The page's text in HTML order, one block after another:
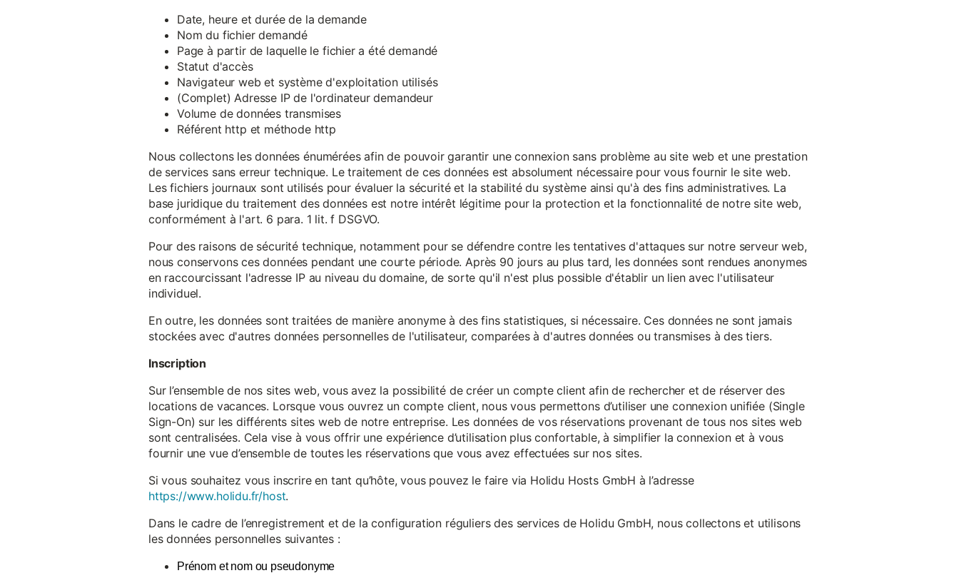
Date, heure et durée de la demande
Nom du fichier demandé
Page à partir de laquelle le fichier a été demandé
Statut d'accès
Navigateur web et système d'exploitation utilisés
(Complet) Adresse IP de l'ordinateur demandeur
Volume de données transmises
Référent http et méthode http
Nous collectons les données énumérées afin de pouvoir garantir une connexion sans problème au site web et une prestation
de services sans erreur technique. Le traitement de ces données est absolument nécessaire pour vous fournir le site web.
Les fichiers journaux sont utilisés pour évaluer la sécurité et la stabilité du système ainsi qu'à des fins administratives. La
base juridique du traitement des données est notre intérêt légitime pour la protection et la fonctionnalité de notre site web,
conformément à l'art. 6 para. 1 lit. f DSGVO.
Pour des raisons de sécurité technique, notamment pour se défendre contre les tentatives d'attaques sur notre serveur web,
nous conservons ces données pendant une courte période. Après 90 jours au plus tard, les données sont rendues anonymes
en raccourcissant l'adresse IP au niveau du domaine, de sorte qu'il n'est plus possible d'établir un lien avec l'utilisateur
individuel.
En outre, les données sont traitées de manière anonyme à des fins statistiques, si nécessaire. Ces données ne sont jamais
stockées avec d'autres données personnelles de l'utilisateur, comparées à d'autres données ou transmises à des tiers.
Inscription
Sur l’ensemble de nos sites web, vous avez la possibilité de créer un compte client afin de rechercher et de réserver des
locations de vacances. Lorsque vous ouvrez un compte client, nous vous permettons d’utiliser une connexion unifiée (Single
Sign-On) sur les différents sites web de notre entreprise. Les données de vos réservations provenant de tous nos sites web
sont centralisées. Cela vise à vous offrir une expérience d’utilisation plus confortable, à simplifier la connexion et à vous
fournir une vue d’ensemble de toutes les réservations que vous avez effectuées sur nos sites.
Si vous souhaitez vous inscrire en tant qu’hôte, vous pouvez le faire via Holidu Hosts GmbH à l’adresse
https://www.holidu.fr/host.
Dans le cadre de l’enregistrement et de la configuration réguliers des services de Holidu GmbH, nous collectons et utilisons
les données personnelles suivantes :
Prénom et nom ou pseudonyme